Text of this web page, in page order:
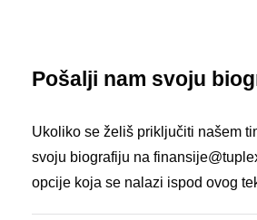
Pošalji nam svoju
Ukoliko se želiš priključiti našem
svoju biografiju na
opcije koja se nalazi ispod ovog